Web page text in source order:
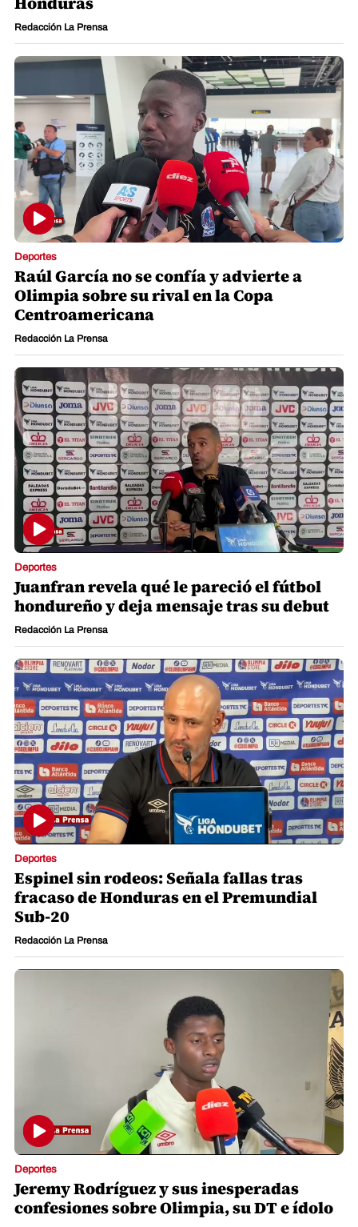
Redacción La Prensa
Deportes
Raúl García no se confía y advierte a
Olimpia sobre su rival en la Copa
Centroamericana
Redacción La Prensa
Deportes
Juanfran revela qué le pareció el fútbol
hondureño y deja mensaje tras su debut
Redacción La Prensa
Deportes
Espinel sin rodeos: Señala fallas tras
fracaso de Honduras en el Premundial
Sub-20
Redacción La Prensa
Deportes
Jeremy Rodríguez y sus inesperadas
confesiones sobre Olimpia, su DT e ídolo